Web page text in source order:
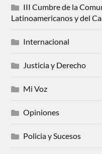
III Cumbre de la
Latinoamericanos y del
Internacional
Justicia y Derecho
Mi Voz
Opiniones
Policia y Sucesos